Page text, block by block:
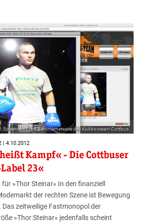
Screenshot von der Internetseite des Kickboxteam Cottbus.
| 4.10.2012
Kampf« - Die Cottbuser
23«
»Thor Steinar« In den finanziell
der rechten Szene ist Bewegung
Das zeitweilige Fastmonopol der
»Thor Steinar« jedenfalls scheint